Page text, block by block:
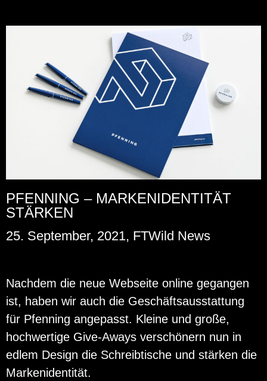
PFENNING – MARKENIDENTITÄT
STÄRKEN
25. September, 2021, FTWild News
Nach­dem die neue Web­sei­te on­line ge­gan­gen
ist, haben wir auch die Ge­schäfts­aus­stat­tung
für Pfen­ning an­ge­passt. Klei­ne und große,
hoch­wer­ti­ge Gi­ve-Aways ver­schö­nern nun in
edlem De­sign die Schreib­ti­sche und stär­ken die
Mar­ken­iden­ti­tät.